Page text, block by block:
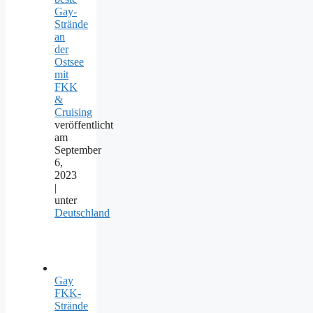
Gay-
Strände
an
der
Ostsee
mit
FKK
&
Cruising
veröffentlicht
am
September
6,
2023
unter
Deutschland
Gay
FKK-
Strände